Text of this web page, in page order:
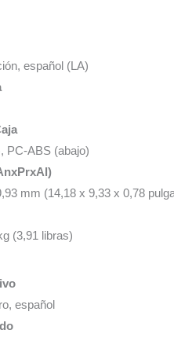
español (LA)
PC-ABS (abajo)
mm (14,18 x 9,33 x 0,78
(3,91 libras)
español